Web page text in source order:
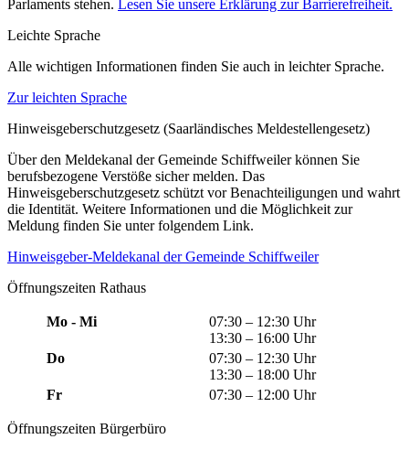
Parlaments stehen.
Lesen Sie unsere Erklärung zur Barrierefreiheit.
Leichte Sprache
Alle wichtigen Informationen finden Sie auch in leichter Sprache.
Zur leichten Sprache
Hinweisgeberschutzgesetz (Saarländisches Meldestellengesetz)
Über den Meldekanal der Gemeinde Schiffweiler können Sie
berufsbezogene Verstöße sicher melden. Das
Hinweisgeberschutzgesetz schützt vor Benachteiligungen und wahrt
die Identität. Weitere Informationen und die Möglichkeit zur
Meldung finden Sie unter folgendem Link.
Hinweisgeber-Meldekanal der Gemeinde Schiffweiler
Öffnungszeiten Rathaus
Mo - Mi
07:30 – 12:30 Uhr
13:30 – 16:00 Uhr
Do
07:30 – 12:30 Uhr
13:30 – 18:00 Uhr
Fr
07:30 – 12:00 Uhr
Öffnungszeiten Bürgerbüro